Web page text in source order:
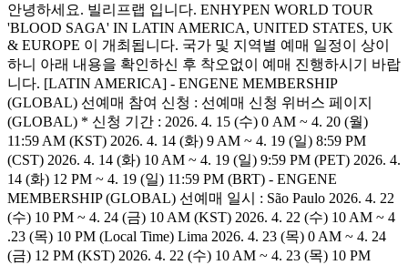
안녕하세요. 빌리프랩 입니다. ENHYPEN WORLD TOUR
'BLOOD SAGA' IN LATIN AMERICA, UNITED STATES, UK
& EUROPE 이 개최됩니다. 국가 및 지역별 예매 일정이 상이
하니 아래 내용을 확인하신 후 착오없이 예매 진행하시기 바랍
니다. [LATIN AMERICA] - ENGENE MEMBERSHIP
(GLOBAL) 선예매 참여 신청 : 선예매 신청 위버스 페이지
(GLOBAL) * 신청 기간 : 2026. 4. 15 (수) 0 AM ~ 4. 20 (월)
11:59 AM (KST) 2026. 4. 14 (화) 9 AM ~ 4. 19 (일) 8:59 PM
(CST) 2026. 4. 14 (화) 10 AM ~ 4. 19 (일) 9:59 PM (PET) 2026. 4.
14 (화) 12 PM ~ 4. 19 (일) 11:59 PM (BRT) - ENGENE
MEMBERSHIP (GLOBAL) 선예매 일시 : São Paulo 2026. 4. 22
(수) 10 PM ~ 4. 24 (금) 10 AM (KST) 2026. 4. 22 (수) 10 AM ~ 4
.23 (목) 10 PM (Local Time) Lima 2026. 4. 23 (목) 0 AM ~ 4. 24
(금) 12 PM (KST) 2026. 4. 22 (수) 10 AM ~ 4. 23 (목) 10 PM